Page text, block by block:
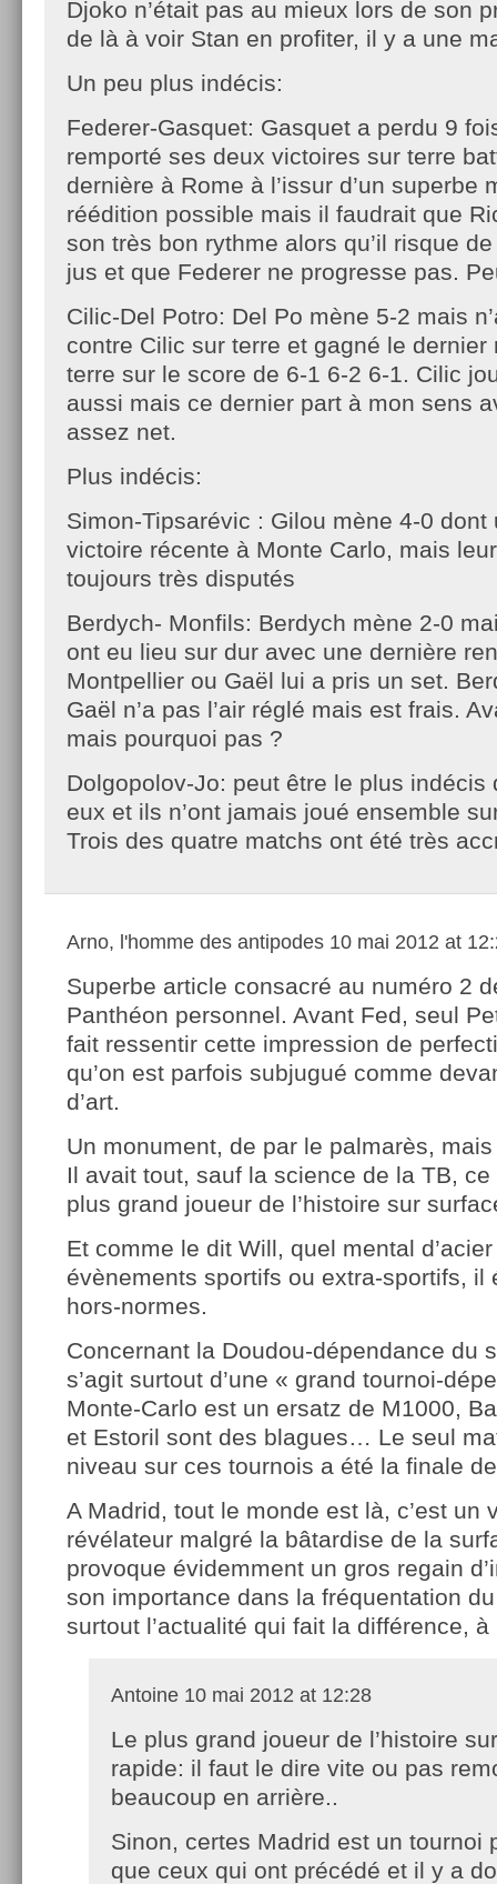
Djoko n’était pas au mieux lors de son
de là à voir Stan en profiter, il y a une
Un peu plus indécis:
Federer-Gasquet: Gasquet a perdu 9
remporté ses deux victoires sur terre
dernière à Rome à l’issur d’un superbe
réédition possible mais il faudrait que
son très bon rythme alors qu’il risque
jus et que Federer ne progresse pas.
Cilic-Del Potro: Del Po mène 5-2 mais
contre Cilic sur terre et gagné le dernier
terre sur le score de 6-1 6-2 6-1. Cilic
aussi mais ce dernier part à mon sens
assez net.
Plus indécis:
Simon-Tipsarévic : Gilou mène 4-0 dont
victoire récente à Monte Carlo, mais
toujours très disputés
Berdych- Monfils: Berdych mène 2-0
ont eu lieu sur dur avec une dernière
Montpellier ou Gaël lui a pris un set.
Gaël n’a pas l’air réglé mais est frais.
mais pourquoi pas ?
Dolgopolov-Jo: peut être le plus indécis
eux et ils n’ont jamais joué ensemble
Trois des quatre matchs ont été très
Arno, l'homme des antipodes 10 mai 2012 at
Superbe article consacré au numéro 2
Panthéon personnel. Avant Fed, seul
fait ressentir cette impression de
qu’on est parfois subjugué comme
d’art.
Un monument, de par le palmarès,
Il avait tout, sauf la science de la TB,
plus grand joueur de l’histoire sur
Et comme le dit Will, quel mental
évènements sportifs ou extra-sportifs, il
hors-normes.
Concernant la Doudou-dépendance du
s’agit surtout d’une « grand tournoi-
Monte-Carlo est un ersatz de M1000,
et Estoril sont des blagues… Le seul
niveau sur ces tournois a été la finale
A Madrid, tout le monde est là, c’est un
révélateur malgré la bâtardise de la
provoque évidemment un gros regain
son importance dans la fréquentation
surtout l’actualité qui fait la différence,
Antoine 10 mai 2012 at 12:28
Le plus grand joueur de l’histoire
rapide: il faut le dire vite ou pas
beaucoup en arrière..
Sinon, certes Madrid est un tournoi
que ceux qui ont précédé et il y a